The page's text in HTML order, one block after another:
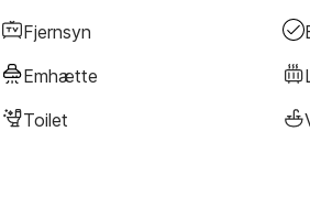
Fjernsyn
Emhætte
Toilet